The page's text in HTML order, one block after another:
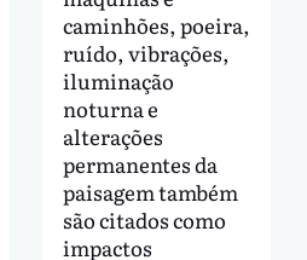
caminhões, poeira,
ruído, vibrações,
iluminação
noturna e
alterações
permanentes da
paisagem também
são citados como
impactos